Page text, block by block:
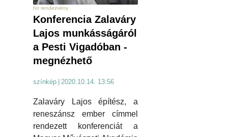
hír rendezvény
Konferencia Zalaváry
Lajos munkásságáról
a Pesti Vigadóban -
megnézhető
színkép | 2020.10.14. 13:56
Zalaváry Lajos építész, a
reneszánsz ember címmel
rendezett konferenciát a